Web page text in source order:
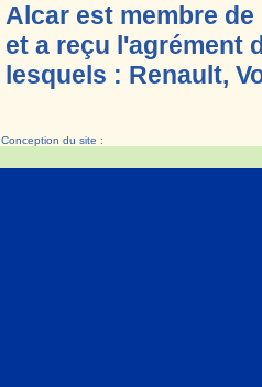
Alcar est membre
et a reçu l'agrément
lesquels : Renault,
Conception du site :